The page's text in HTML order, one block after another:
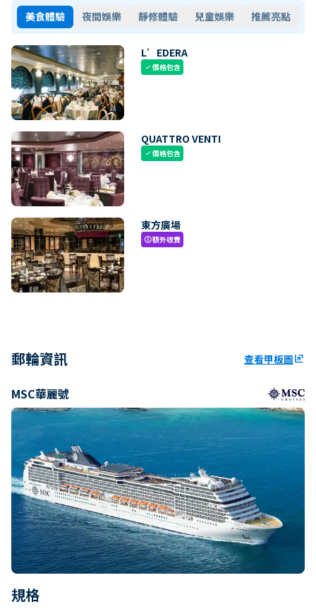
美食體驗 夜間娛樂 靜修體驗 兒童娛樂 推薦亮點
L’EDERA
check價格包含
QUATTRO VENTI
check價格包含
東方廣場
paid額外收費
郵輪資訊 查看甲板圖ungroup
MSC華麗號
規格